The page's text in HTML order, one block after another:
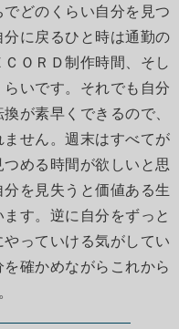
どのくらい自分を見つ
に戻るひと時は通勤の
ＯＲＤ制作時間、そし
いです。それでも自分
が素早くできるので、
せん。週末はすべてが
める時間が欲しいと思
を見失うと価値ある生
す。逆に自分をずっと
っていける気がしてい
確かめながらこれから